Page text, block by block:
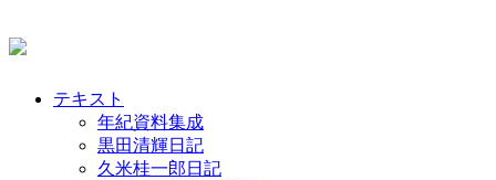
テキスト
年紀資料集成
黒田清輝日記
久米桂一郎日記